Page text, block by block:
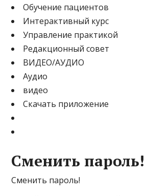
Обучение пациентов
Интерактивный курс
Управление практикой
Редакционный совет
ВИДЕО/АУДИО
Аудио
видео
Скачать приложение
Сменить пароль!
Сменить пароль!